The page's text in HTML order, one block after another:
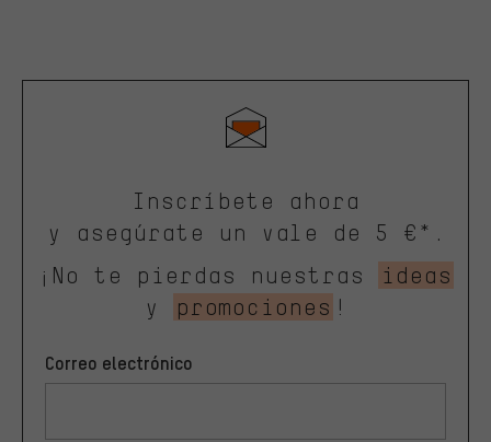
Inscríbete ahora
y asegúrate un vale de 5 €*.
¡No te pierdas nuestras
ideas
y
promociones !
Correo electrónico